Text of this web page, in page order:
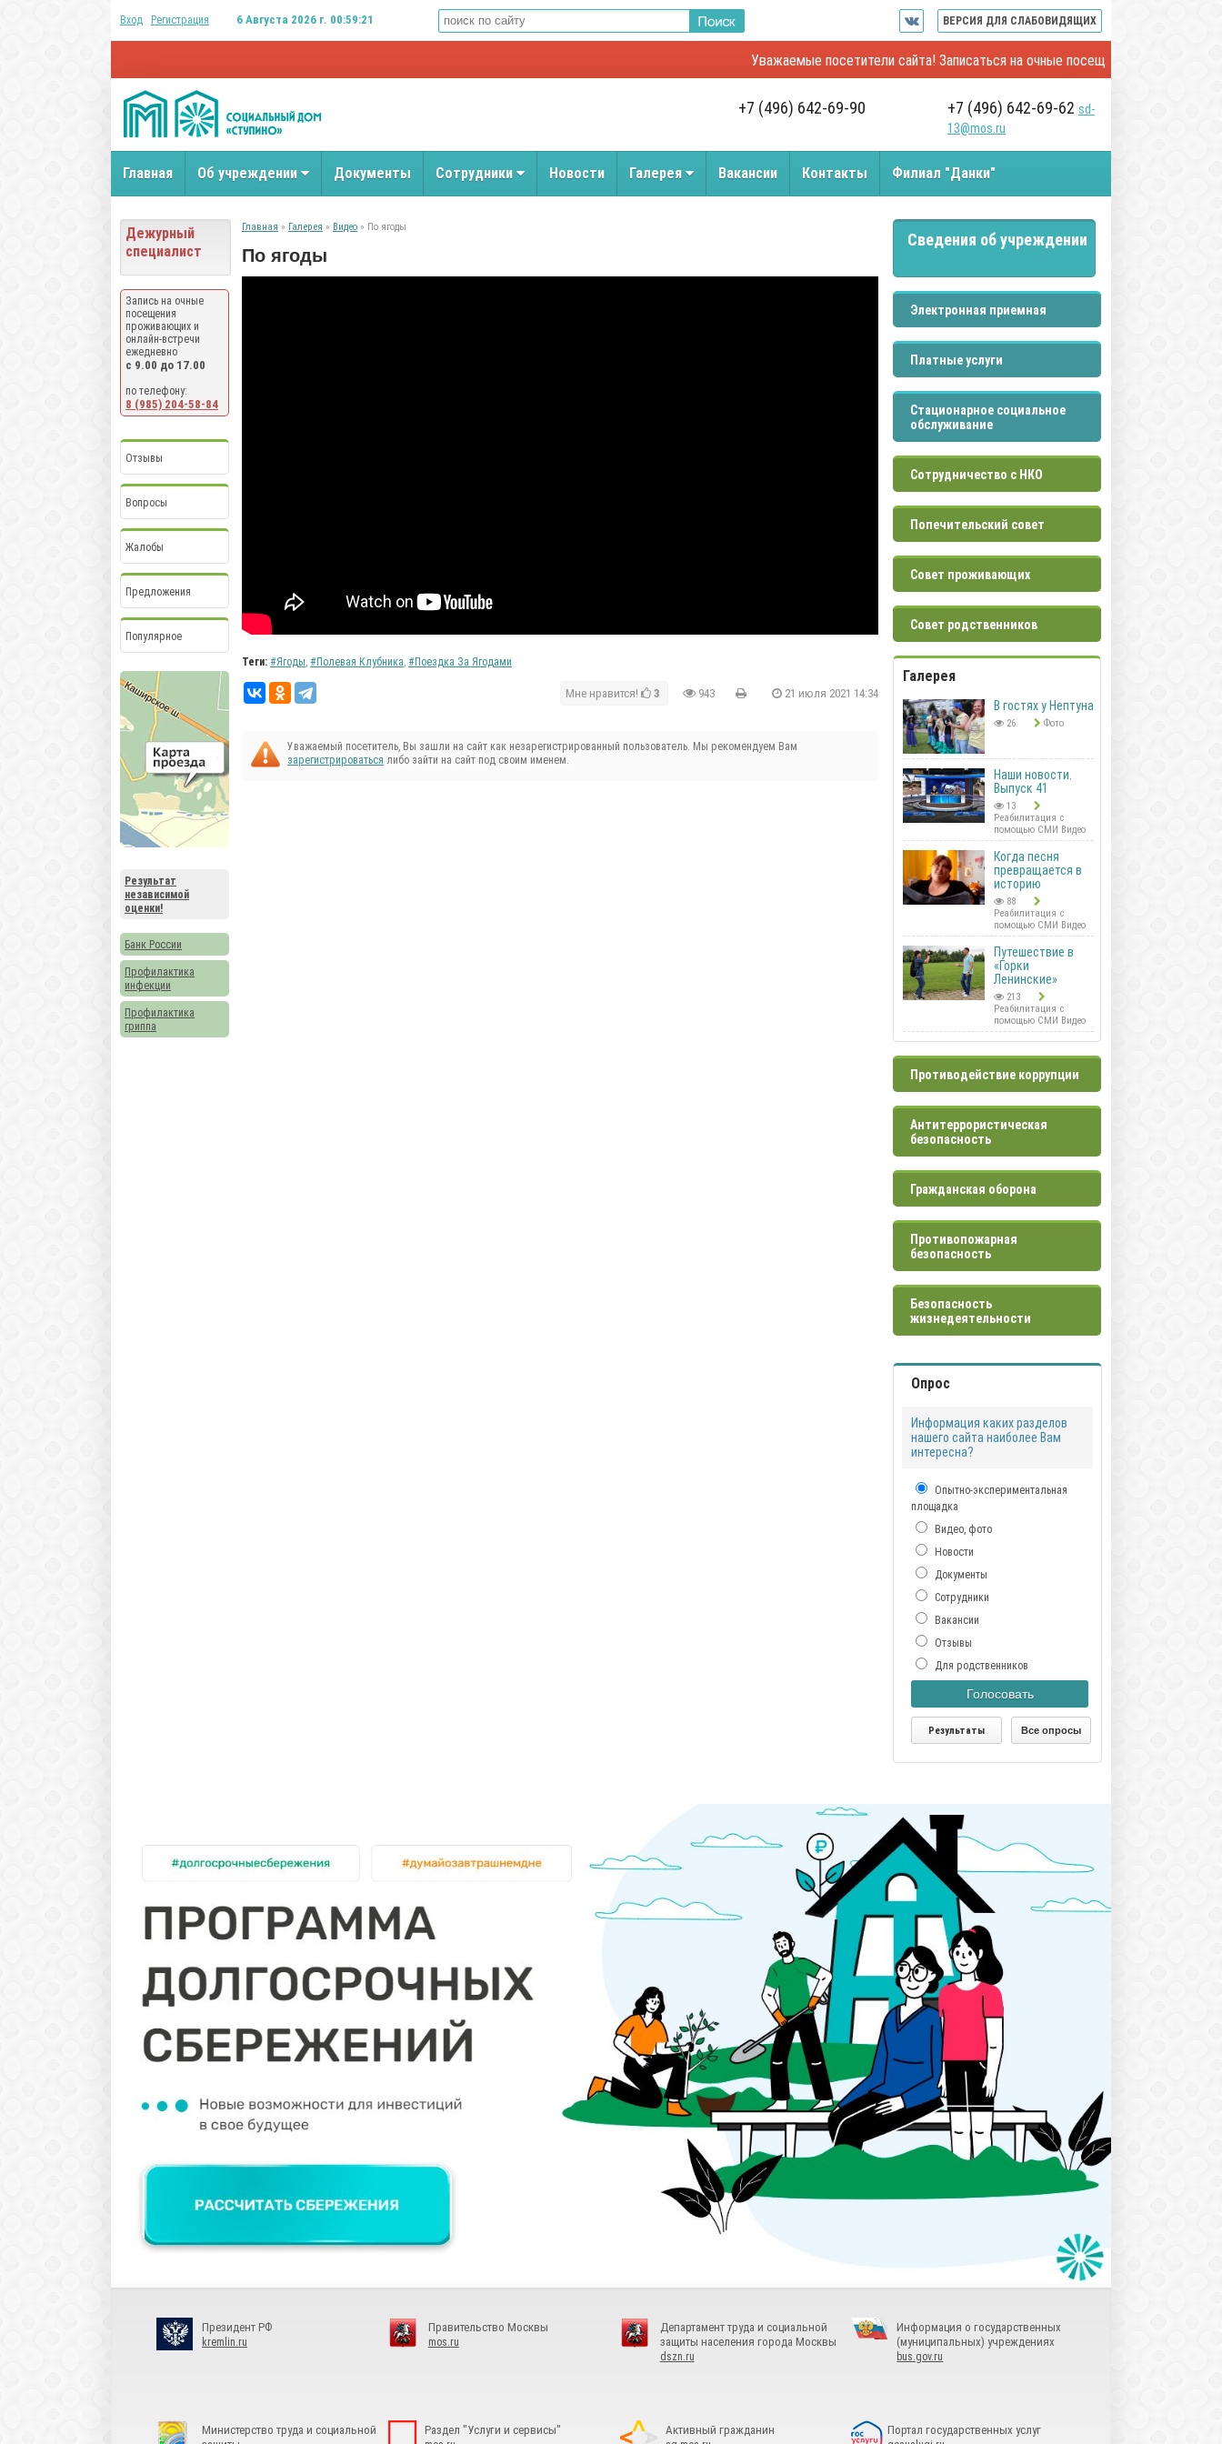
Вход Регистрация ВЕРСИЯ ДЛЯ СЛАБОВИДЯЩИХ
6 Августа 2026 г. 00:59:22
Уважаемые посетители сайта! Записаться на очные посещения и онлайн-
+7 (496) 642-69-62 sd-
13@mos.ru
+7 (496) 642-69-90
Главная Об учреждении Документы Сотрудники Новости Галерея Вакансии Контакты Филиал "Данки"
Дежурный
специалист
Запись на очные
посещения
проживающих и
онлайн-встречи
ежедневно
с 9.00 до 17.00
по телефону:
8 (985) 204-58-84
Отзывы
Вопросы
Жалобы
Предложения
Популярное
Результат
независимой
оценки!
Банк России
Профилактика
инфекции
Профилактика
гриппа
Главная » Галерея » Видео » По ягоды
По ягоды
Теги: Ягоды, Полевая Клубника, Поездка За Ягодами
Мне нравится! 3 943 21 июля 2021 14:34
Уважаемый посетитель, Вы зашли на сайт как незарегистрированный пользователь. Мы рекомендуем Вам
зарегистрироваться либо зайти на сайт под своим именем.
Сведения об учреждении
Электронная приемная
Платные услуги
Стационарное социальное
обслуживание
Сотрудничество с НКО
Попечительский совет
Совет проживающих
Совет родственников
Галерея
В гостях у Нептуна
26 Фото
Наши новости.
Выпуск 41
13
Реабилитация с
помощью СМИ Видео
Когда песня
превращается в
историю
88
Реабилитация с
помощью СМИ Видео
Путешествие в
«Горки
Ленинские»
213
Реабилитация с
помощью СМИ Видео
Противодействие коррупции
Антитеррористическая
безопасность
Гражданская оборона
Противопожарная
безопасность
Безопасность
жизнедеятельности
Опрос
Информация каких разделов
нашего сайта наиболее Вам
интересна?
Опытно-экспериментальная
площадка
Видео, фото
Новости
Документы
Сотрудники
Вакансии
Отзывы
Для родственников
Голосовать
Результаты Все опросы
Президент РФ
kremlin.ru
Правительство Москвы
mos.ru
Департамент труда и социальной
защиты населения города Москвы
dszn.ru
Информация о государственных
(муниципальных) учреждениях
bus.gov.ru
Министерство труда и социальной
Раздел "Услуги и сервисы" Активный гражданин Портал государственных услуг